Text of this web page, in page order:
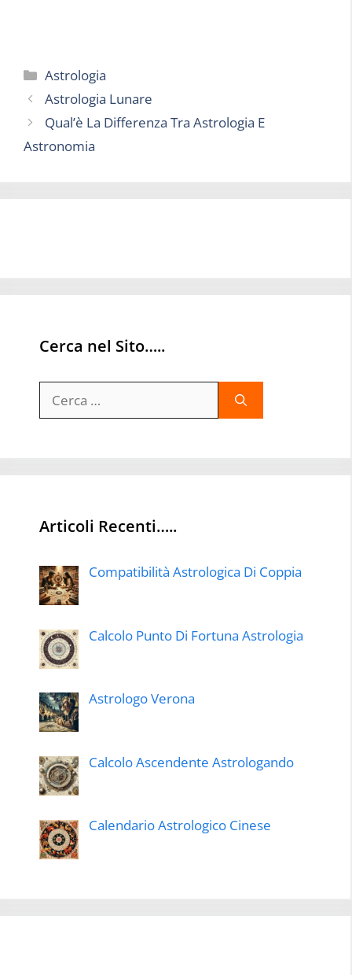
Categorie
Astrologia
Astrologia Lunare
Qual’è La Differenza Tra Astrologia E
Astronomia
Cerca nel Sito…..
per:
Articoli Recenti…..
Compatibilità Astrologica Di Coppia
Calcolo Punto Di Fortuna Astrologia
Astrologo Verona
Calcolo Ascendente Astrologando
Calendario Astrologico Cinese